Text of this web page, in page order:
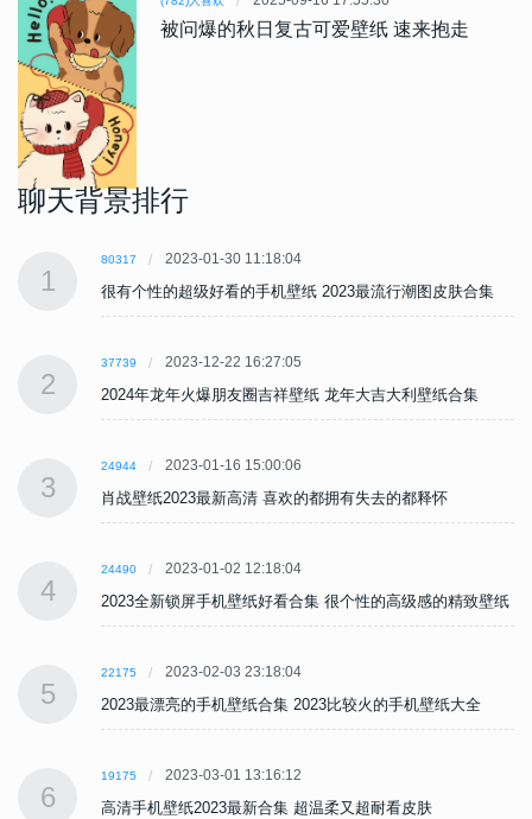
被问爆的秋日复古可爱壁纸 速来抱走
聊天背景排行
1
80317 2023-01-30 11:18:04
很有个性的超级好看的手机壁纸 2023最流行潮图皮肤合集
2
37739 2023-12-22 16:27:05
2024年龙年火爆朋友圈吉祥壁纸 龙年大吉大利壁纸合集
3
24944 2023-01-16 15:00:06
肖战壁纸2023最新高清 喜欢的都拥有失去的都释怀
4
24490 2023-01-02 12:18:04
2023全新锁屏手机壁纸好看合集 很个性的高级感的精致壁纸
5
22175 2023-02-03 23:18:04
2023最漂亮的手机壁纸合集 2023比较火的手机壁纸大全
6
19175 2023-03-01 13:16:12
高清手机壁纸2023最新合集 超温柔又超耐看皮肤